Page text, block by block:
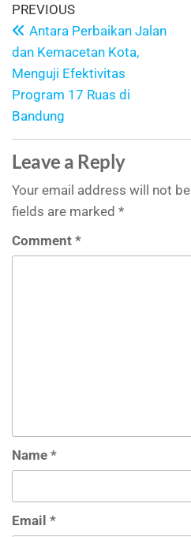
PREVIOUS
Antara Perbaikan Jalan
dan Kemacetan Kota,
Menguji Efektivitas
Program 17 Ruas di
Bandung
Leave a Reply
Your email address will not
fields are marked *
Comment *
Name *
Email *